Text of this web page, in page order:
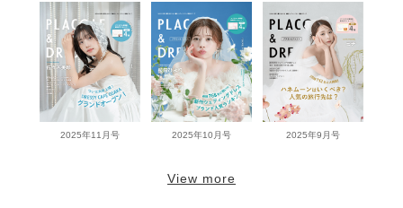
2025年11月号 2025年10月号 2025年9月号
View more